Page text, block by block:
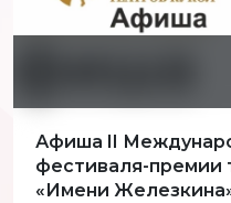
Афиша II
фестиваля-премии
«Имени